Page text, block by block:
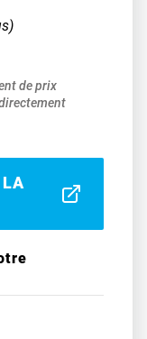
de prix
LA